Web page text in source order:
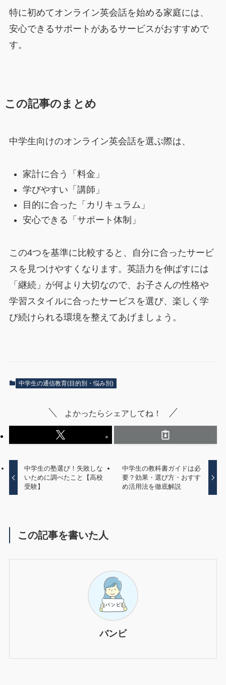
特に初めてオンライン英会話を始める家庭には、
安心できるサポートがあるサービスがおすすめで
す。
この記事のまとめ
中学生向けのオンライン英会話を選ぶ際は、
家計に合う「料金」
学びやすい「講師」
目的に合った「カリキュラム」
安心できる「サポート体制」
この4つを基準に比較すると、自分に合ったサービ
スを見つけやすくなります。英語力を伸ばすには
「継続」が何より大切なので、お子さんの性格や
学習スタイルに合ったサービスを選び、楽しく学
び続けられる環境を整えてあげましょう。
中学生の通信教育(目的別・悩み別)
よかったらシェアしてね！
中学生の塾選び！失敗しな
いために調べたこと【高校
受験】
中学生の教科書ガイドは必
要？効果・選び方・おすす
め活用法を徹底解説
この記事を書いた人
バンビ